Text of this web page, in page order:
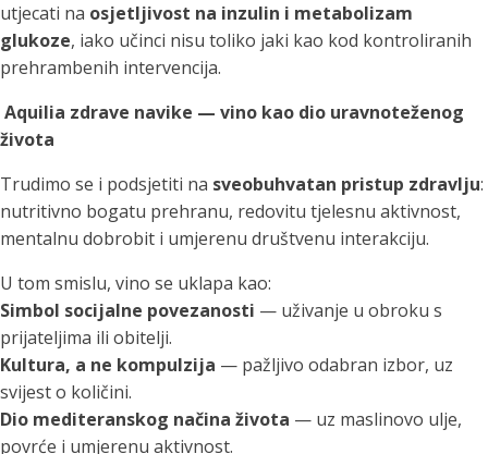
utjecati na osjetljivost na inzulin i metabolizam
glukoze, iako učinci nisu toliko jaki kao kod kontroliranih
prehrambenih intervencija.
Aquilia zdrave navike — vino kao dio uravnoteženog
života
Trudimo se i podsjetiti na sveobuhvatan pristup zdravlju:
nutritivno bogatu prehranu, redovitu tjelesnu aktivnost,
mentalnu dobrobit i umjerenu društvenu interakciju.
U tom smislu, vino se uklapa kao:
Simbol socijalne povezanosti — uživanje u obroku s
prijateljima ili obitelji.
Kultura, a ne kompulzija — pažljivo odabran izbor, uz
svijest o količini.
Dio mediteranskog načina života — uz maslinovo ulje,
povrće i umjerenu aktivnost.